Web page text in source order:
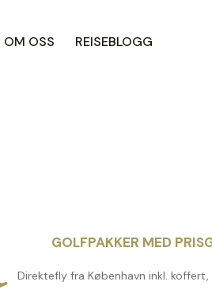
OM OSS REISEBLOGG
GOLFPAKKER MED
Direktefly fra København inkl.